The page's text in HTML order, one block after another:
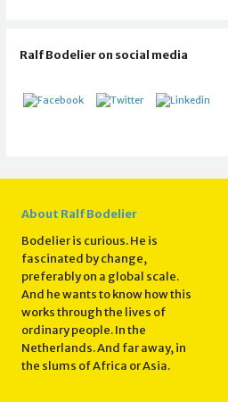
Ralf Bodelier on social media
About Ralf Bodelier
Bodelier is curious. He is
fascinated by change,
preferably on a global scale.
And he wants to know how this
works through the lives of
ordinary people. In the
Netherlands. And far away, in
the slums of Africa or Asia.